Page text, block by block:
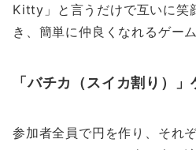
Kitty」と言うだけで互いに笑
き、簡単に仲良くなれるゲーム
「バチカ（スイカ割り）」
参加者全員で円を作り、それ